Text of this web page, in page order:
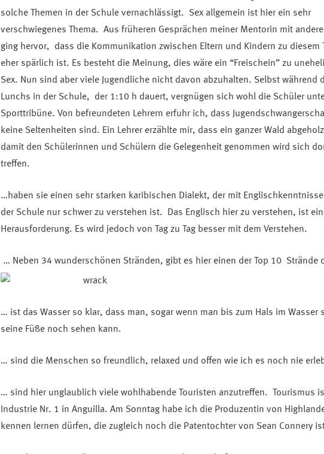
solche Themen in der Schule vernachlässigt. Sex allgemein ist hier ein sehr
verschwiegenes Thema. Aus früheren Gesprächen meiner Mentorin mit
ging hervor, dass die Kommunikation zwischen Eltern und Kindern zu diesem
eher spärlich ist. Es besteht die Meinung, dies wäre ein “Freischein” zu
Sex. Nun sind aber viele Jugendliche nicht davon abzuhalten. Selbst während
Lunchs in der Schule, der 1:10 h dauert, vergnügen sich wohl die Schüler
Sporttribüne. Von befreundeten Lehrern erfuhr ich, dass
keine Seltenheiten sind. Ein Lehrer erzählte mir, dass ein ganzer Wald
damit den Schülerinnen und Schülern die Gelegenheit genommen wird sich
treffen.
…haben sie einen sehr starken karibischen Dialekt, der mit
der Schule nur schwer zu verstehen ist. Das Englisch hier zu verstehen, ist
Herausforderung. Es wird jedoch von Tag zu Tag besser mit dem Verstehen.
… Neben 34 wunderschönen Stränden, gibt es hier einen der Top 10 Strände
… ist das Wasser so klar, dass man, sogar wenn man bis zum Hals im Wasser
seine Füße noch sehen kann.
… sind die Menschen so freundlich, relaxed und offen wie ich es noch nie
… sind hier unglaublich viele wohlhabende Touristen anzutreffen. Tourismus
Industrie Nr. 1 in Anguilla. Am Sonntag habe ich die Produzentin von
kennen lernen dürfen, die zugleich noch die Patentochter von Sean Connery